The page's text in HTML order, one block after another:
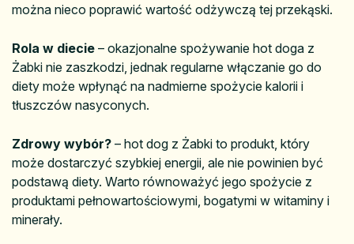
można nieco poprawić wartość odżywczą tej przekąski.
Rola w diecie – okazjonalne spożywanie hot doga z
Żabki nie zaszkodzi, jednak regularne włączanie go do
diety może wpłynąć na nadmierne spożycie kalorii i
tłuszczów nasyconych.
Zdrowy wybór? – hot dog z Żabki to produkt, który
może dostarczyć szybkiej energii, ale nie powinien być
podstawą diety. Warto równoważyć jego spożycie z
produktami pełnowartościowymi, bogatymi w witaminy i
minerały.